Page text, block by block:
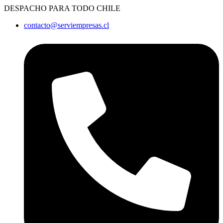
Ir
contenido
DESPACHO PARA TODO CHILE
contacto@serviempresas.cl